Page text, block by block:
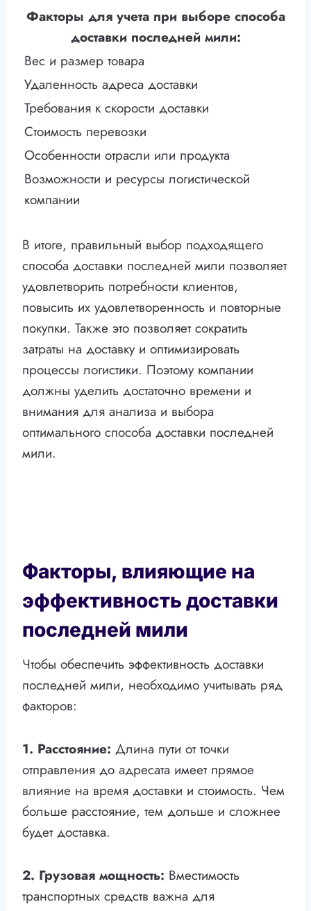
Факторы для учета при выборе способа
доставки последней мили:
Вес и размер товара
Удаленность адреса доставки
Требования к скорости доставки
Стоимость перевозки
Особенности отрасли или продукта
Возможности и ресурсы логистической
компании
В итоге, правильный выбор подходящего
способа доставки последней мили позволяет
удовлетворить потребности клиентов,
повысить их удовлетворенность и повторные
покупки. Также это позволяет сократить
затраты на доставку и оптимизировать
процессы логистики. Поэтому компании
должны уделить достаточно времени и
внимания для анализа и выбора
оптимального способа доставки последней
мили.
Факторы, влияющие на
эффективность доставки
последней мили
Чтобы обеспечить эффективность доставки
последней мили, необходимо учитывать ряд
факторов:
1. Расстояние: Длина пути от точки
отправления до адресата имеет прямое
влияние на время доставки и стоимость. Чем
больше расстояние, тем дольше и сложнее
будет доставка.
2. Грузовая мощность: Вместимость
транспортных средств важна для